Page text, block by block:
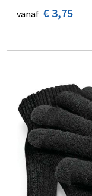
vanaf € 3,75